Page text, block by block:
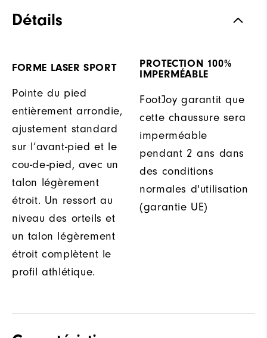
Détails
FORME LASER SPORT
Pointe du pied
entièrement arrondie,
ajustement standard
sur l’avant-pied et le
cou-de-pied, avec un
talon légèrement
étroit. Un ressort au
niveau des orteils et
un talon légèrement
étroit complètent le
profil athlétique.
PROTECTION 100%
IMPERMÉABLE
FootJoy garantit que
cette chaussure sera
imperméable
pendant 2 ans dans
des conditions
normales d'utilisation
(garantie UE)